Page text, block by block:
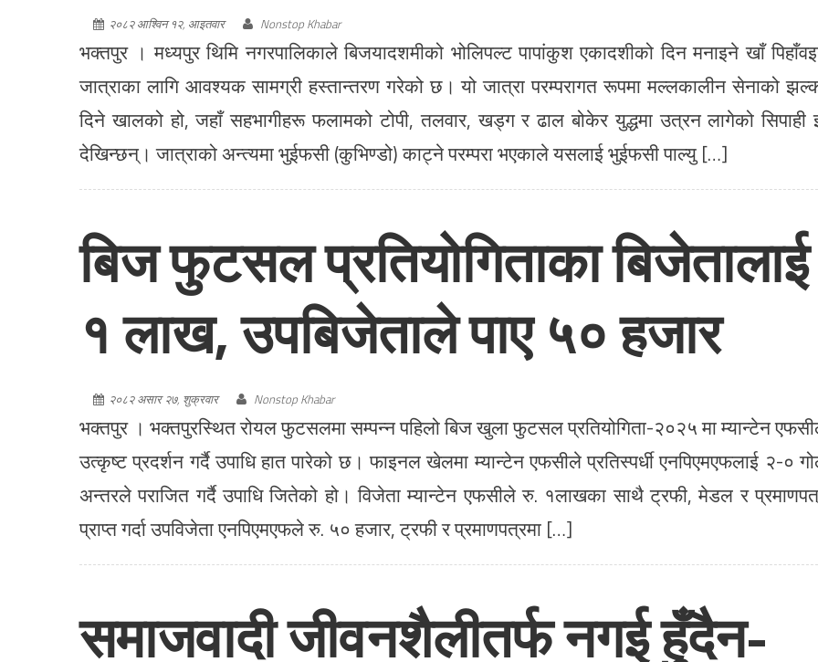
२०८२ आश्विन १२, आइतवार Nonstop Khabar
भक्तपुर । मध्यपुर थिमि नगरपालिकाले बिजयादशमीको भोलिपल्ट पापांकुश एकादशीको दिन मनाइने खाँ
जात्राका लागि आवश्यक सामग्री हस्तान्तरण गरेको छ। यो जात्रा परम्परागत रूपमा मल्लकालीन सेनाको
दिने खालको हो, जहाँ सहभागीहरू फलामको टोपी, तलवार, खड्ग र ढाल बोकेर युद्धमा उत्रन लागेको सिपाही
देखिन्छन्। जात्राको अन्त्यमा भुईफसी (कुभिण्डो) काट्ने परम्परा भएकाले यसलाई भुईफसी पाल्यु […]
बिज फुटसल प्रतियोगिताका बिजेतालाई
१ लाख, उपबिजेताले पाए ५० हजार
२०८२ असार २७, शुक्रवार Nonstop Khabar
भक्तपुर । भक्तपुरस्थित रोयल फुटसलमा सम्पन्न पहिलो बिज खुला फुटसल प्रतियोगिता-२०२५ मा म्यान्टेन
उत्कृष्ट प्रदर्शन गर्दै उपाधि हात पारेको छ। फाइनल खेलमा म्यान्टेन एफसीले प्रतिस्पर्धी एनपिएमएफलाई २-०
अन्तरले पराजित गर्दै उपाधि जितेको हो। विजेता म्यान्टेन एफसीले रु. १लाखका साथै ट्रफी, मेडल र
प्राप्त गर्दा उपविजेता एनपिएमएफले रु. ५० हजार, ट्रफी र प्रमाणपत्रमा […]
समाजवादी जीवनशैलीतर्फ नगई हुँदैन-